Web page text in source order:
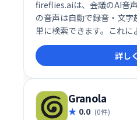
fireflies.aiは、会議のAI音
の音声は自動で録音・文
単に検索できます。これに
省き、重要な情報を効率
産性向上に役立つ、便利な
詳し
Granola
0.0 (0件)